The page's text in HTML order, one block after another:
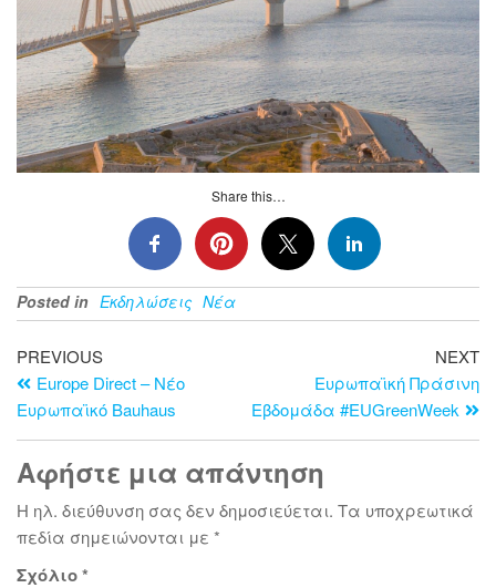
Share this…
Posted in Εκδηλώσεις Νέα
PREVIOUS
Europe Direct – Νέο
Ευρωπαϊκό Bauhaus
NEXT
Ευρωπαϊκή Πράσινη
Εβδομάδα #EUGreenWeek
Αφήστε μια απάντηση
Η ηλ. διεύθυνση σας δεν δημοσιεύεται. Τα υποχρεωτικά
πεδία σημειώνονται με *
Σχόλιο*